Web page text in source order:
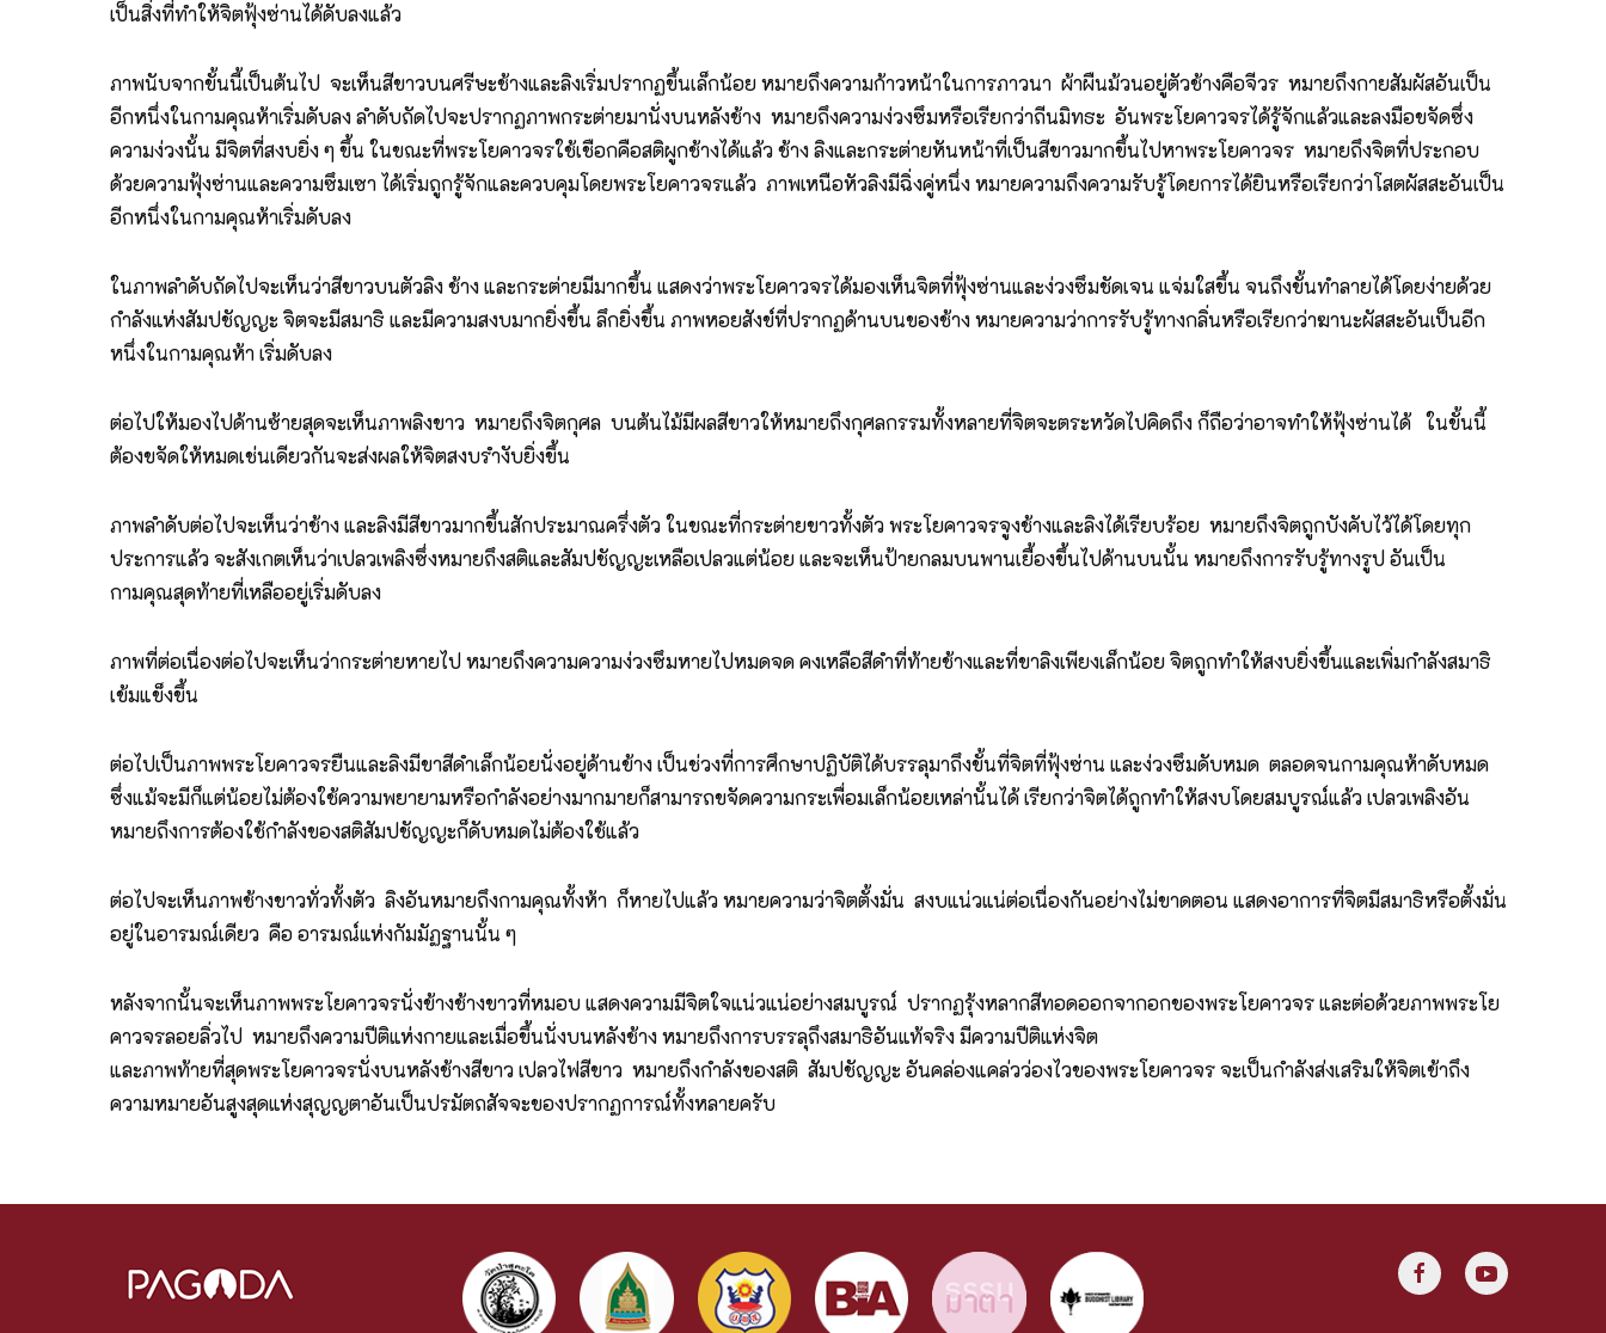
เป็นสิ่งที่ทำให้จิตฟุ้งซ่านได้ดับลงแล้ว
ภาพนับจากขั้นนี้เป็นต้นไป จะเห็นสีขาวบนศรีษะช้างและลิงเริ่มปรากฏขึ้นเล็กน้อย หมายถึงความก้าวหน้าในการภาวนา ผ้าผืนม้วนอยู่ตัวช้างคือจีวร หมายถึงกายสัมผัสอันเป็น
อีกหนึ่งในกามคุณห้าเริ่มดับลง ลำดับถัดไปจะปรากฏภาพกระต่ายมานั่งบนหลังช้าง หมายถึงความง่วงซึมหรือเรียกว่าถีนมิทธะ อันพระโยคาวจรได้รู้จักแล้วและลงมือขจัดซึ่ง
ความง่วงนั้น มีจิตที่สงบยิ่ง ๆ ขึ้น ในขณะที่พระโยคาวจรใช้เชือกคือสติผูกช้างได้แล้ว ช้าง ลิงและกระต่ายหันหน้าที่เป็นสีขาวมากขึ้นไปหาพระโยคาวจร หมายถึงจิตที่ประกอบ
ด้วยความฟุ้งซ่านและความซึมเซา ได้เริ่มถูกรู้จักและควบคุมโดยพระโยคาวจรแล้ว ภาพเหนือหัวลิงมีฉิ่งคู่หนึ่ง หมายความถึงความรับรู้โดยการได้ยินหรือเรียกว่าโสตผัสสะอันเป็น
อีกหนึ่งในกามคุณห้าเริ่มดับลง
ในภาพลำดับถัดไปจะเห็นว่าสีขาวบนตัวลิง ช้าง และกระต่ายมีมากขึ้น แสดงว่าพระโยคาวจรได้มองเห็นจิตที่ฟุ้งซ่านและง่วงซึมชัดเจน แจ่มใสขึ้น จนถึงขั้นทำลายได้โดยง่ายด้วย
กำลังแห่งสัมปชัญญะ จิตจะมีสมาธิ และมีความสงบมากยิ่งขึ้น ลึกยิ่งขึ้น ภาพหอยสังข์ที่ปรากฏด้านบนของช้าง หมายความว่าการรับรู้ทางกลิ่นหรือเรียกว่าฆานะผัสสะอันเป็นอีก
หนึ่งในกามคุณห้า เริ่มดับลง
ต่อไปให้มองไปด้านซ้ายสุดจะเห็นภาพลิงขาว หมายถึงจิตกุศล บนต้นไม้มีผลสีขาวให้หมายถึงกุศลกรรมทั้งหลายที่จิตจะตระหวัดไปคิดถึง ก็ถือว่าอาจทำให้ฟุ้งซ่านได้ ในขั้นนี้
ต้องขจัดให้หมดเช่นเดียวกันจะส่งผลให้จิตสงบรำงับยิ่งขึ้น
ภาพลำดับต่อไปจะเห็นว่าช้าง และลิงมีสีขาวมากขึ้นสักประมาณครึ่งตัว ในขณะที่กระต่ายขาวทั้งตัว พระโยคาวจรจูงช้างและลิงได้เรียบร้อย หมายถึงจิตถูกบังคับไว้ได้โดยทุก
ประการแล้ว จะสังเกตเห็นว่าเปลวเพลิงซึ่งหมายถึงสติและสัมปชัญญะเหลือเปลวแต่น้อย และจะเห็นป้ายกลมบนพานเยื้องขึ้นไปด้านบนนั้น หมายถึงการรับรู้ทางรูป อันเป็น
กามคุณสุดท้ายที่เหลืออยู่เริ่มดับลง
ภาพที่ต่อเนื่องต่อไปจะเห็นว่ากระต่ายหายไป หมายถึงความความง่วงซึมหายไปหมดจด คงเหลือสีดำที่ท้ายช้างและที่ขาลิงเพียงเล็กน้อย จิตถูกทำให้สงบยิ่งขึ้นและเพิ่มกำลังสมาธิ
เข้มแข็งขึ้น
ต่อไปเป็นภาพพระโยคาวจรยืนและลิงมีขาสีดำเล็กน้อยนั่งอยู่ด้านข้าง เป็นช่วงที่การศึกษาปฏิบัติได้บรรลุมาถึงขั้นที่จิตที่ฟุ้งซ่าน และง่วงซึมดับหมด ตลอดจนกามคุณห้าดับหมด
ซึ่งแม้จะมีก็แต่น้อยไม่ต้องใช้ความพยายามหรือกำลังอย่างมากมายก็สามารถขจัดความกระเพื่อมเล็กน้อยเหล่านั้นได้ เรียกว่าจิตได้ถูกทำให้สงบโดยสมบูรณ์แล้ว เปลวเพลิงอัน
หมายถึงการต้องใช้กำลังของสติสัมปชัญญะก็ดับหมดไม่ต้องใช้แล้ว
ต่อไปจะเห็นภาพช้างขาวทั่วทั้งตัว ลิงอันหมายถึงกามคุณทั้งห้า ก็หายไปแล้ว หมายความว่าจิตตั้งมั่น สงบแน่วแน่ต่อเนื่องกันอย่างไม่ขาดตอน แสดงอาการที่จิตมีสมาธิหรือตั้งมั่น
อยู่ในอารมณ์เดียว คือ อารมณ์แห่งกัมมัฏฐานนั้น ๆ
หลังจากนั้นจะเห็นภาพพระโยคาวจรนั่งข้างช้างขาวที่หมอบ แสดงความมีจิตใจแน่วแน่อย่างสมบูรณ์ ปรากฏรุ้งหลากสีทอดออกจากอกของพระโยคาวจร และต่อด้วยภาพพระโย
คาวจรลอยลิ่วไป หมายถึงความปีติแห่งกายและเมื่อขึ้นนั่งบนหลังช้าง หมายถึงการบรรลุถึงสมาธิอันแท้จริง มีความปีติแห่งจิต
และภาพท้ายที่สุดพระโยคาวจรนั่งบนหลังช้างสีขาว เปลวไฟสีขาว หมายถึงกำลังของสติ สัมปชัญญะ อันคล่องแคล่วว่องไวของพระโยคาวจร จะเป็นกำลังส่งเสริมให้จิตเข้าถึง
ความหมายอันสูงสุดแห่งสุญญตาอันเป็นปรมัตถสัจจะของปรากฏการณ์ทั้งหลายครับ